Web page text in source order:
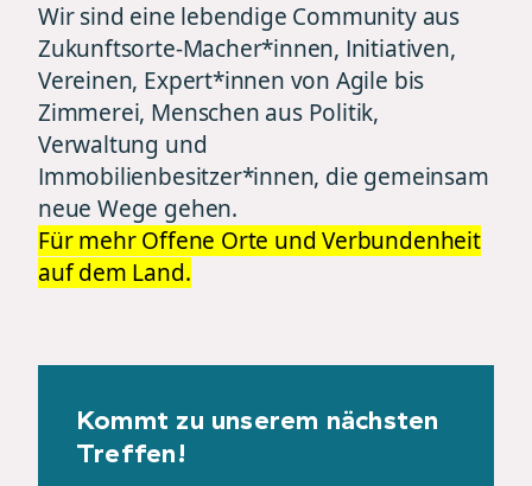
Wir sind eine lebendige Community aus
Zukunftsorte-Macher*innen, Initiativen,
Vereinen, Expert*innen von Agile bis
Zimmerei, Menschen aus Politik,
Verwaltung und
Immobilienbesitzer*innen, die gemeinsam
neue Wege gehen.
Für mehr Offene Orte und Verbundenheit
auf dem Land.
Kommt zu unserem nächsten
Treffen!